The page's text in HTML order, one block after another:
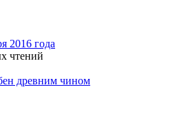
2016 года
чтений
древним чином